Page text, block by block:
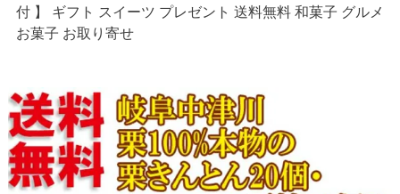
付 】 ギフト スイーツ プレゼント 送料無料 和菓子 グルメ
お菓子 お取り寄せ